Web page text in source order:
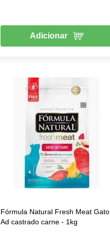
Adicionar
Fórmula Natural Fresh Meat Gato
Ad castrado carne - 1kg